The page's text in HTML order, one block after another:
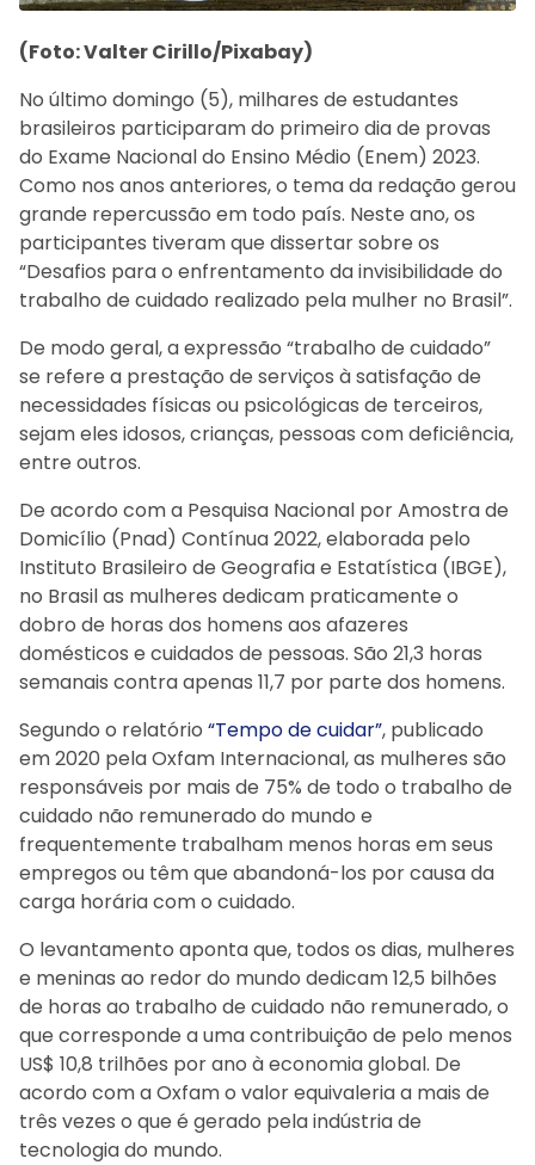
(Foto: Valter Cirillo/Pixabay)
No último domingo (5), milhares de estudantes
brasileiros participaram do primeiro dia de provas
do Exame Nacional do Ensino Médio (Enem) 2023.
Como nos anos anteriores, o tema da redação gerou
grande repercussão em todo país. Neste ano, os
participantes tiveram que dissertar sobre os
“Desafios para o enfrentamento da invisibilidade do
trabalho de cuidado realizado pela mulher no Brasil”.
De modo geral, a expressão “trabalho de cuidado”
se refere a prestação de serviços à satisfação de
necessidades físicas ou psicológicas de terceiros,
sejam eles idosos, crianças, pessoas com deficiência,
entre outros.
De acordo com a Pesquisa Nacional por Amostra de
Domicílio (Pnad) Contínua 2022, elaborada pelo
Instituto Brasileiro de Geografia e Estatística (IBGE),
no Brasil as mulheres dedicam praticamente o
dobro de horas dos homens aos afazeres
domésticos e cuidados de pessoas. São 21,3 horas
semanais contra apenas 11,7 por parte dos homens.
Segundo o relatório “Tempo de cuidar”, publicado
em 2020 pela Oxfam Internacional, as mulheres são
responsáveis por mais de 75% de todo o trabalho de
cuidado não remunerado do mundo e
frequentemente trabalham menos horas em seus
empregos ou têm que abandoná-los por causa da
carga horária com o cuidado.
O levantamento aponta que, todos os dias, mulheres
e meninas ao redor do mundo dedicam 12,5 bilhões
de horas ao trabalho de cuidado não remunerado, o
que corresponde a uma contribuição de pelo menos
US$ 10,8 trilhões por ano à economia global. De
acordo com a Oxfam o valor equivaleria a mais de
três vezes o que é gerado pela indústria de
tecnologia do mundo.